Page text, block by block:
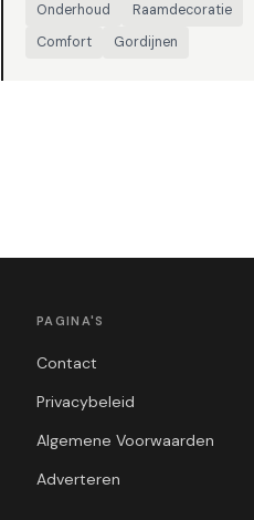
Onderhoud
Raamdecoratie
Comfort
Gordijnen
PAGINA'S
Contact
Privacybeleid
Algemene Voorwaarden
Adverteren